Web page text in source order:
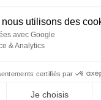
utilisons des
avec Google
& Analytics
certifiés par
Je choisis